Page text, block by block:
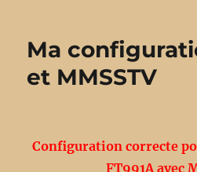
Ma
et MMSSTV
Configuration correcte
FT991A avec